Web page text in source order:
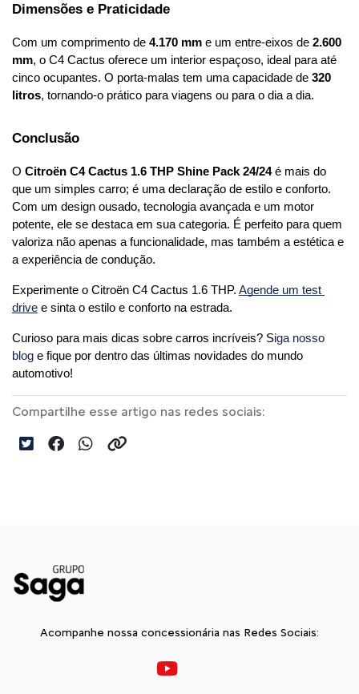
Dimensões e Praticidade
Com um comprimento de 4.170 mm e um entre-eixos de 2.600
mm, o C4 Cactus oferece um interior espaçoso, ideal para até
cinco ocupantes. O porta-malas tem uma capacidade de 320
litros, tornando-o prático para viagens ou para o dia a dia.
Conclusão
O Citroën C4 Cactus 1.6 THP Shine Pack 24/24 é mais do
que um simples carro; é uma declaração de estilo e conforto.
Com um design ousado, tecnologia avançada e um motor
potente, ele se destaca em sua categoria. É perfeito para quem
valoriza não apenas a funcionalidade, mas também a estética e
a experiência de condução.
Experimente o Citroën C4 Cactus 1.6 THP. Agende um test
drive e sinta o estilo e conforto na estrada.
Curioso para mais dicas sobre carros incríveis? Siga nosso
blog e fique por dentro das últimas novidades do mundo
automotivo!
Compartilhe esse artigo nas redes sociais:
Acompanhe nossa concessionária nas Redes Sociais: